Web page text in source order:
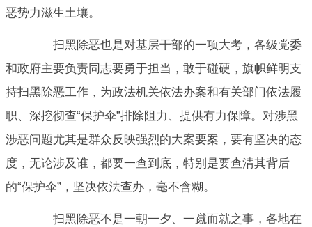
恶势力滋生土壤。
扫黑除恶也是对基层干部的一项大考，各级党委
和政府主要负责同志要勇于担当，敢于碰硬，旗帜鲜明支
持扫黑除恶工作，为政法机关依法办案和有关部门依法履
职、深挖彻查“保护伞”排除阻力、提供有力保障。对涉黑
涉恶问题尤其是群众反映强烈的大案要案，要有坚决的态
度，无论涉及谁，都要一查到底，特别是要查清其背后
的“保护伞”，坚决依法查办，毫不含糊。
扫黑除恶不是一朝一夕、一蹴而就之事，各地在